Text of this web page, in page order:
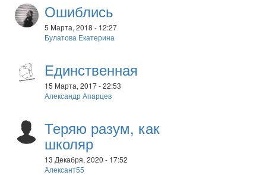
Ошиблись
5 Марта, 2018 - 12:27
Булатова Екатерина
Единственная
15 Марта, 2017 - 22:53
Александр Апарцев
Теряю разум, как
школяр
13 Декабря, 2020 - 17:52
Алексант55